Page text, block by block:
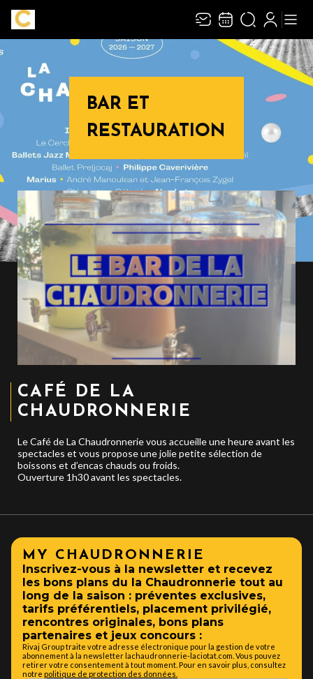
BAR ET
RESTAURATION
CAFÉ DE LA
CHAUDRONNERIE
Le Café de La Chaudronnerie vous accueille une heure avant les
spectacles et vous propose une jolie petite sélection de
boissons et d’encas chauds ou froids.
Ouverture 1h30 avant les spectacles.
MY CHAUDRONNERIE
Inscrivez-vous à la newsletter et recevez
les bons plans du la Chaudronnerie tout au
long de la saison : préventes exclusives,
tarifs préférentiels, placement privilégié,
rencontres originales, bons plans
partenaires et jeux concours :
Rivaj Group traite votre adresse électronique pour la gestion de votre
abonnement à la newsletter lachaudronnerie-laciotat.com. Vous pouvez
retirer votre consentement à tout moment. Pour en savoir plus, consultez
notre politique de protection des données.